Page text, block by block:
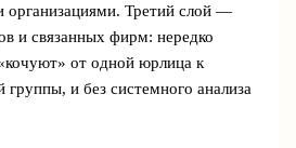
Третий слой —
и связанных фирм: нередко
от одной юрлица к
и без системного анализа